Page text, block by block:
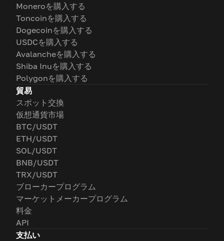
Moneroを購入する
Toncoinを購入する
Dogecoinを購入する
USDCを購入する
Avalancheを購入する
Shiba Inuを購入する
Polygonを購入する
貿易
スポット交換
仮想通貨市場
BTC/USDT
ETH/USDT
SOL/USDT
BNB/USDT
TRX/USDT
ブローカープログラム
マーケットメーカープログラム
料金
API
支払い